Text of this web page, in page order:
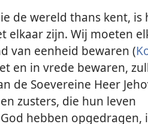
de wereld thans kent, is
elkaar zijn. Wij moeten
van eenheid bewaren (
en in vrede bewaren,
de Soevereine Heer
zusters, die hun leven
hebben opgedragen,